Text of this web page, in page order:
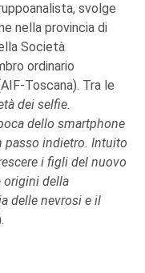
svolge
nella provincia di
Società
ordinario
Toscana). Tra le
dei selfie.
dello smartphone
passo indietro. Intuito
i figli del nuovo
origini della
delle nevrosi e il